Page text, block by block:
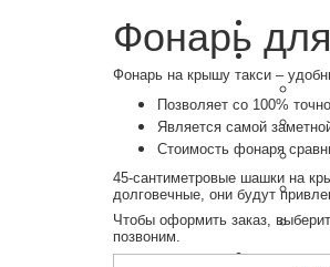
Фонарь
Фонарь на крышу такси –
Позволяет со 100%
Является самой
Стоимость фонаря
45-сантиметровые шашки на
долговечные, они будут
Чтобы оформить заказ,
позвоним.